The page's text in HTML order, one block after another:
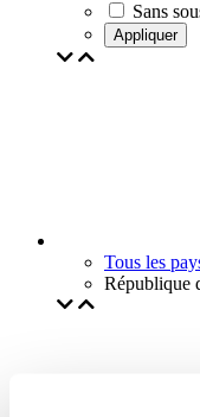
Sans
Appliquer
Tous les
République